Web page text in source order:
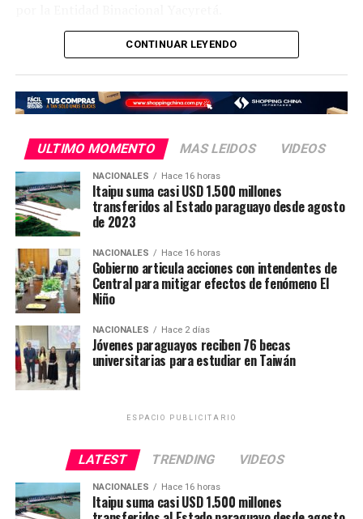
Así también, el Gobierno Nacional, a través del
Ministerio de Salud Pública, se encargó de la
que prestará servicios a los pacientes del nuevo hospital.
El Hospital de Día Oncológico (o Centro de Día) es una
unidad especializada diseñada para ofrecer tratamientos
ambulatorios contra el cáncer, como quimioterapia,
inmunoterapia, terapias biológicas y transfusiones
sanguíneas, sin necesidad de que el paciente quede
internado.
El propósito de este modelo de atención es permitir que
el paciente reciba su esquema médico en un entorno
cómodo y seguro durante el día, para luego regresar a
su hogar el mismo día
En Caazapá, son más de 600 los pacientes oncológicos
que actualmente deben viajar hasta el Instituto Nacionl
Hospital de Encarnación para seguir su tratamiento.
Noemí González, una de las luchadoras contra el cáncer
oriunda de Caazapá, indicó que sigue su tratamiento en
el Hospital Nacional de Itauguá, en el departamento
CONTINUAR LEYENDO
ULTIMO MOMENTO MAS LEIDOS VIDEOS
NACIONALES Hace 16 horas
Itaipu suma casi USD 1.500 millones
transferidos al Estado paraguayo desde agosto
de 2023
NACIONALES Hace 16 horas
Gobierno articula acciones con intendentes de
Central para mitigar efectos de fenómeno El
Niño
NACIONALES Hace 2 días
Jóvenes paraguayos reciben 76 becas
universitarias para estudiar en Taiwán
ESPACIO PUBLICITARIO
LATEST TRENDING VIDEOS
NACIONALES Hace 16 horas
Itaipu suma casi USD 1.500 millones